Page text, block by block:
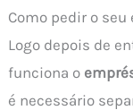
Como pedir o
Logo depois de
funciona o
é necessário